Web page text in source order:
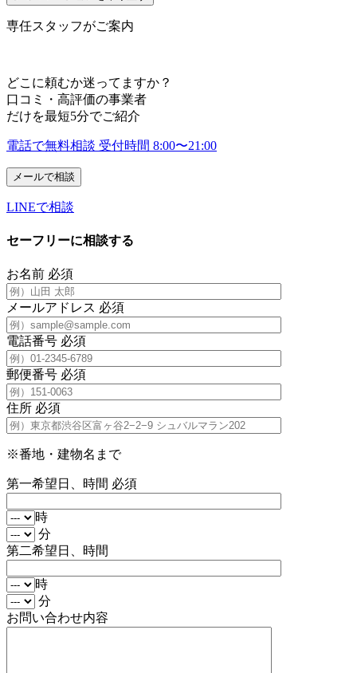
専任スタッフがご案内
どこに頼むか迷ってますか？
口コミ・高評価の事業者
だけを最短5分でご紹介
電話で無料相談 受付時間 8:00〜21:00
メールで相談
LINEで相談
セーフリーに相談する
お名前 必須
メールアドレス 必須
電話番号 必須
郵便番号 必須
住所 必須
※番地・建物名まで
第一希望日、時間 必須
時
分
第二希望日、時間
時
分
お問い合わせ内容